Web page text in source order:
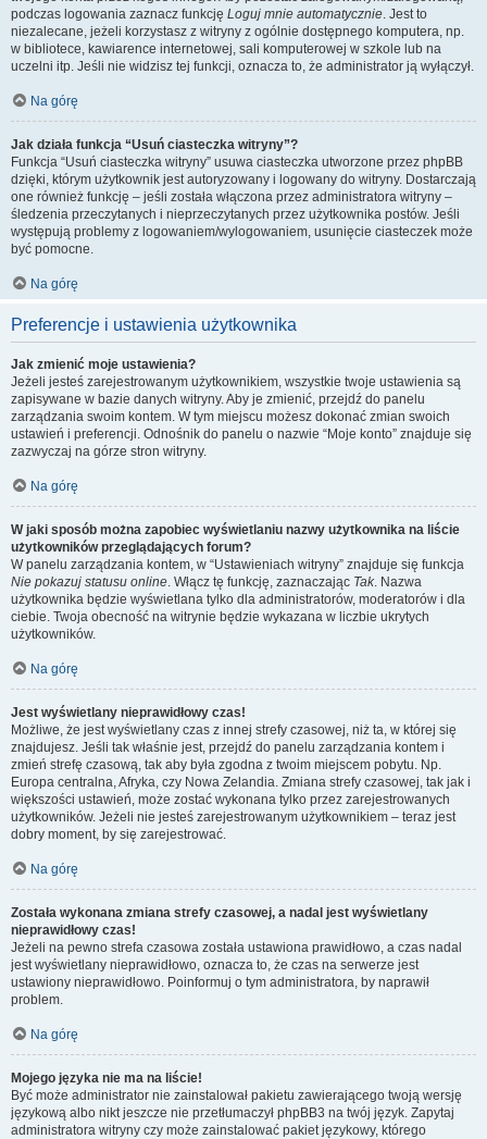
podczas logowania zaznacz funkcję Loguj mnie automatycznie. Jest to
niezalecane, jeżeli korzystasz z witryny z ogólnie dostępnego komputera, np.
w bibliotece, kawiarence internetowej, sali komputerowej w szkole lub na
uczelni itp. Jeśli nie widzisz tej funkcji, oznacza to, że administrator ją wyłączył.
Na górę
Jak działa funkcja “Usuń ciasteczka witryny”?
Funkcja “Usuń ciasteczka witryny” usuwa ciasteczka utworzone przez phpBB
dzięki, którym użytkownik jest autoryzowany i logowany do witryny. Dostarczają
one również funkcję – jeśli została włączona przez administratora witryny –
śledzenia przeczytanych i nieprzeczytanych przez użytkownika postów. Jeśli
występują problemy z logowaniem/wylogowaniem, usunięcie ciasteczek może
być pomocne.
Na górę
Preferencje i ustawienia użytkownika
Jak zmienić moje ustawienia?
Jeżeli jesteś zarejestrowanym użytkownikiem, wszystkie twoje ustawienia są
zapisywane w bazie danych witryny. Aby je zmienić, przejdź do panelu
zarządzania swoim kontem. W tym miejscu możesz dokonać zmian swoich
ustawień i preferencji. Odnośnik do panelu o nazwie “Moje konto” znajduje się
zazwyczaj na górze stron witryny.
Na górę
W jaki sposób można zapobiec wyświetlaniu nazwy użytkownika na liście
użytkowników przeglądających forum?
W panelu zarządzania kontem, w “Ustawieniach witryny” znajduje się funkcja
Nie pokazuj statusu online. Włącz tę funkcję, zaznaczając Tak. Nazwa
użytkownika będzie wyświetlana tylko dla administratorów, moderatorów i dla
ciebie. Twoja obecność na witrynie będzie wykazana w liczbie ukrytych
użytkowników.
Na górę
Jest wyświetlany nieprawidłowy czas!
Możliwe, że jest wyświetlany czas z innej strefy czasowej, niż ta, w której się
znajdujesz. Jeśli tak właśnie jest, przejdź do panelu zarządzania kontem i
zmień strefę czasową, tak aby była zgodna z twoim miejscem pobytu. Np.
Europa centralna, Afryka, czy Nowa Zelandia. Zmiana strefy czasowej, tak jak i
większości ustawień, może zostać wykonana tylko przez zarejestrowanych
użytkowników. Jeżeli nie jesteś zarejestrowanym użytkownikiem – teraz jest
dobry moment, by się zarejestrować.
Na górę
Została wykonana zmiana strefy czasowej, a nadal jest wyświetlany
nieprawidłowy czas!
Jeżeli na pewno strefa czasowa została ustawiona prawidłowo, a czas nadal
jest wyświetlany nieprawidłowo, oznacza to, że czas na serwerze jest
ustawiony nieprawidłowo. Poinformuj o tym administratora, by naprawił
problem.
Na górę
Mojego języka nie ma na liście!
Być może administrator nie zainstalował pakietu zawierającego twoją wersję
językową albo nikt jeszcze nie przetłumaczył phpBB3 na twój język. Zapytaj
administratora witryny czy może zainstalować pakiet językowy, którego